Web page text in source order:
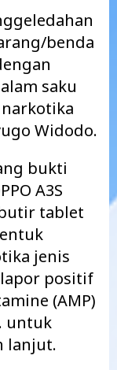
benda
saku
Widodo.
bukti
A3S
tablet
jenis
positif
(AMP)
untuk
lanjut.